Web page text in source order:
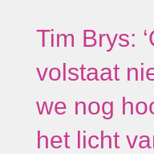
Tim Brys:
volstaat
we nog
het licht